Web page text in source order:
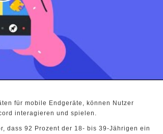
für mobile Endgeräte, können Nutzer
interagieren und spielen.
dass 92 Prozent der 18- bis 39-Jährigen ein